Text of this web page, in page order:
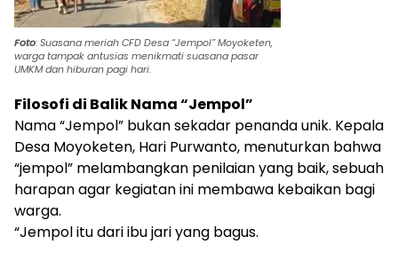
Foto:Suasana meriah CFD Desa “Jempol” Moyoketen,
warga tampak antusias menikmatisuasana pasar
UMKM dan hiburan pagi hari.
Filosofi di Balik Nama “Jempol”
Nama “Jempol” bukan sekadar penanda unik. Kepala
Desa Moyoketen, Hari Purwanto, menuturkan bahwa
“jempol” melambangkan penilaian yang baik, sebuah
harapan agar kegiatan ini membawa kebaikan bagi
warga.
“Jempol itu dari ibu jari yang bagus.